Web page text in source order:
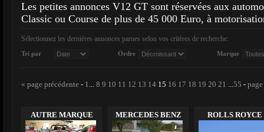
Les petites annonces V12 GT sont réservées aux
Classic ou Course de plus de 45 000 Euro, à
Sélectionnez les dernières annonces parues selon vos critères de recherche:
Tri par Ordre Marque
« page précédente - 1... 8 9 10 11 12 13 14 15 16 17 18 19 20 21 ...55 -
AUTRE MARQUE MERCEDES BENZ ROLLS ROYCE